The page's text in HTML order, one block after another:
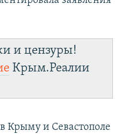
и цензуры!
Крым.Реалии
Крыму и Севастополе